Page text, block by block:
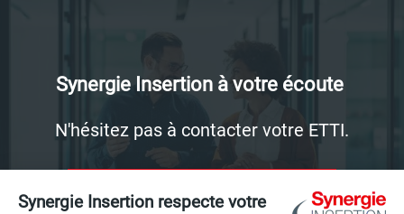
DescriptionSynergie Insertion à votre écoute
N'hésitez pas à contacter votre ETTI.
LIEN
MON AGENCE NOUS CONTACTER